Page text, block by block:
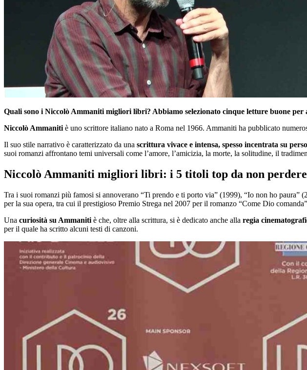
Quali sono i Niccolò Ammaniti migliori libri? Abbiamo selezionato cinque letture buone
Niccolò Ammaniti è uno scrittore italiano nato a Roma nel 1966. Ammaniti ha pubblicato
Il suo stile narrativo è caratterizzato da una scrittura vivace e intensa, spesso incentrata su
suoi romanzi affrontano temi universali come l’amore, l’amicizia, la morte, la solitudine, il
Niccolò Ammaniti migliori libri: i 5 titoli top da non perdere
Tra i suoi romanzi più famosi si annoverano “Ti prendo e ti porto via” (1999), “Io non ho
per la sua opera, tra cui il prestigioso Premio Strega nel 2007 per il romanzo “Come Dio
Una curiosità su Ammaniti è che, oltre alla scrittura, si è dedicato anche alla regia
per il quale ha scritto alcuni testi di canzoni.